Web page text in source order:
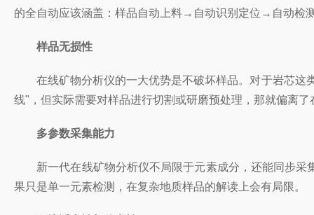
的全自动应该涵盖：样品自动上料→自动识别定位→自动
样品无损性
在线矿物分析仪的一大优势是不破坏样品。对于岩芯这
线"，但实际需要对样品进行切割或研磨预处理，那就偏离了
多参数采集能力
新一代在线矿物分析仪不局限于元素成分，还能同步采
果只是单一元素检测，在复杂地质样品的解读上会有局限。